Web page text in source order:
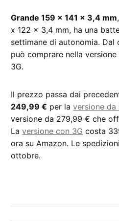
Grande 159 x 141 x 3,4 mm
x 122 x 3,4 mm, ha una
settimane di autonomia. Dal
può comprare nella
3G.
Il prezzo passa dai
249,99 € per laversione da
versione da 279,99 € che
Laversione con 3G costa
ora su Amazon. Le
ottobre.